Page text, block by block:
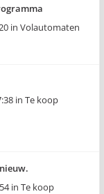
in Volautomaten
in Te koop
in Te koop